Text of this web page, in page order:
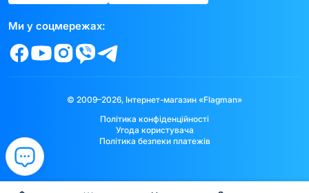
Ми у соцмережах:
© 2009–2026, Інтернет-магазин «Flagman»
Політика конфіденційності
Угода користувача
Політика безпеки платежів